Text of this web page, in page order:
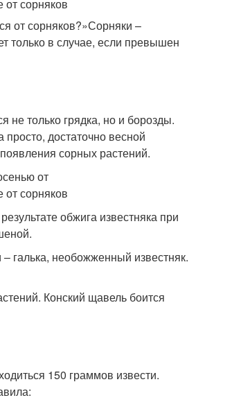
от сорняков?»Сорняки –
только в случае, если превышен
не только грядка, но и борозды.
достаточно весной
сорных растений.
обжига известняка при
галька, необожженный известняк.
Конский щавель боится
150 граммов извести.